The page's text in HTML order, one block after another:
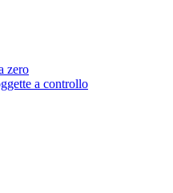
zero
a controllo